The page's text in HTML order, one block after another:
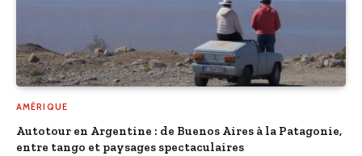
AMÉRIQUE
Autotour en Argentine : de Buenos Aires à la Patagonie,
entre tango et paysages spectaculaires